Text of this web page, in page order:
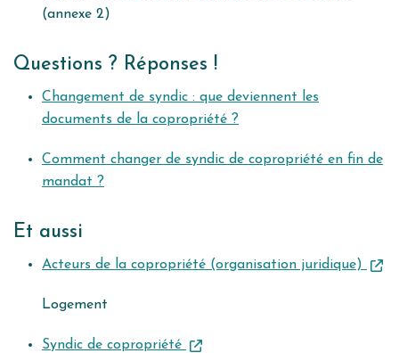
(annexe 2)
Questions ? Réponses !
Changement de syndic : que deviennent les
documents de la copropriété ?
Comment changer de syndic de copropriété en fin de
mandat ?
Et aussi
Acteurs de la copropriété (organisation juridique)
Logement
Syndic de copropriété